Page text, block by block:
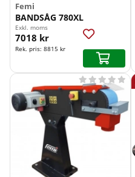
Femi
BANDSÅG 780XL
Exkl. moms
7018 kr
Rek. pris: 8815 kr
    